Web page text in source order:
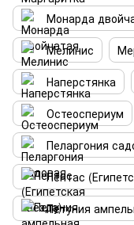
Монарда
Мелинис
Наперстянка
Остеоспериум
Пеларгония
Пентас
Петуния